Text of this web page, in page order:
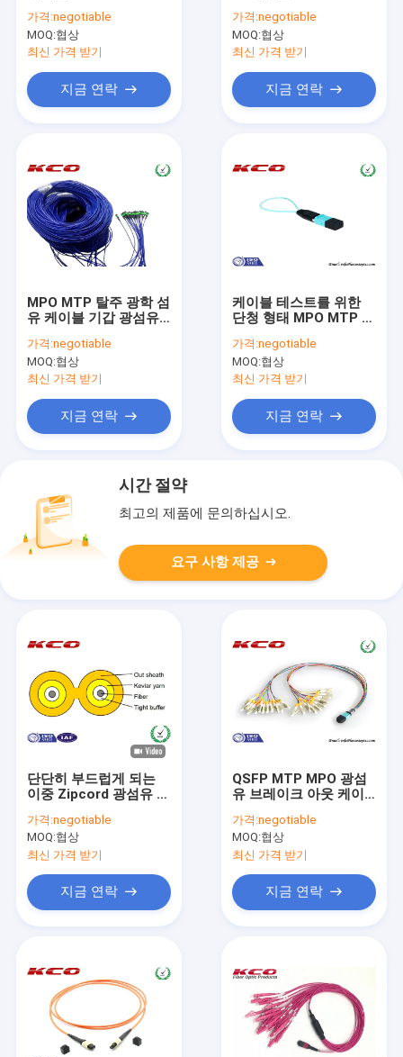
가격:negotiable
MOQ:협상
최신 가격 받기
지금 연락
포함)
가격:negotiable
MOQ:협상
최신 가격 받기
지금 연락
MPO MTP 탈주 광학 섬
유 케이블 기갑 광섬유
OM4
가격:negotiable
MOQ:협상
최신 가격 받기
지금 연락
케이블 테스트를 위한
단청 형태 MPO MTP 광
개
가격:negotiable
MOQ:협상
최신 가격 받기
지금 연락
시간 절약
최고의 제품에 문의하십시오.
요구 사항 제공
단단히 부드럽게 되는
이중 Zipcord 광섬유 탈
가격:negotiable
MOQ:협상
최신 가격 받기
지금 연락
QSFP MTP MPO 광섬
유 브레이크 아웃 케이
크 아웃 케이블 24 팬 아
웃
가격:negotiable
MOQ:협상
최신 가격 받기
지금 연락